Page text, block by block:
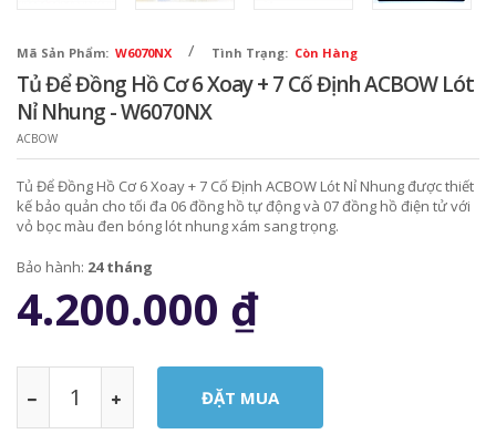
Mã Sản Phẩm: W6070NX / Tình Trạng: Còn Hàng
Tủ Để Đồng Hồ Cơ 6 Xoay + 7 Cố Định ACBOW Lót
Nỉ Nhung - W6070NX
ACBOW
Tủ Để Đồng Hồ Cơ 6 Xoay + 7 Cố Định ACBOW Lót Nỉ Nhung được thiết
kế bảo quản cho tối đa 06 đồng hồ tự động và 07 đồng hồ điện tử với
vỏ bọc màu đen bóng lót nhung xám sang trọng.
Bảo hành: 24 tháng
4.200.000 ₫